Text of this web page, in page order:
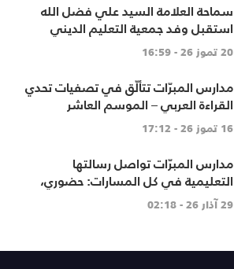
سماحة العلامة السيد علي فضل الله
استقبل وفد جمعية التعليم الديني
20 تموز 26 - 16:59
مدارس المبرّات تتألّق في تصفيات تحدي
القراءة العربي – الموسم العاشر
16 تموز 26 - 17:12
مدارس المبرّات تواصل رسالتها
التعليمية في كل المسارات: حضوري،
متزامن، وغير متزامن
29 آذار 26 - 02:18